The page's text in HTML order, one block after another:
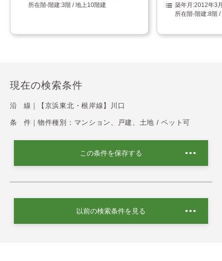
3階 / 地上10階建
2012年3
8階 /
現在の検索条件
沿 線｜ 【京浜東北・根岸線】川口
条 件｜ 物件種別：マンション、戸建、土地 / ペット可
この条件を保存する
以前の検索条件を見る